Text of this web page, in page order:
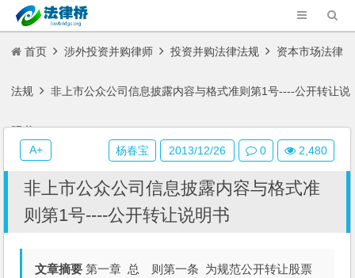
首页 涉外投资并购律师 投资并购法律法规 资本市场法律
法规 非上市公众公司信息披露内容与格式准则第1号----公开转让说
明书
非上市公众公司信息披露内容与格式准
则第1号----公开转让说明书
文章摘要 第一章 总 则第一条 为规范公开转让股票
杨春宝 2013/12/26 0 2,480
A+